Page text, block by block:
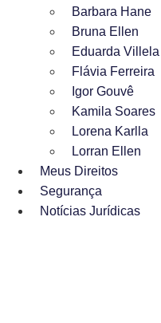
Barbara Hane
Bruna Ellen
Eduarda Villela
Flávia Ferreira
Igor Gouvê
Kamila Soares
Lorena Karlla
Lorran Ellen
Meus Direitos
Segurança
Notícias Jurídicas